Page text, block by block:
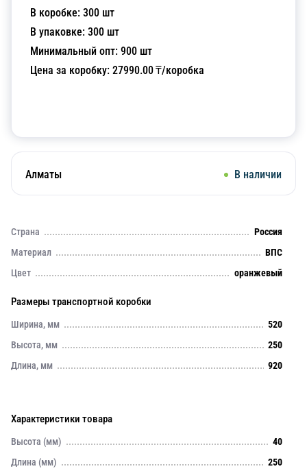
В коробке: 300 шт
В упаковке: 300 шт
Минимальный опт: 900 шт
Цена за коробку: 27990.00₸/коробка
Алматы В наличии
Страна
Россия
Материал
ВПС
Цвет
оранжевый
Размеры транспортной коробки
Ширина, мм
520
Высота, мм
250
Длина, мм
920
Характеристики товара
Высота (мм)
40
Длина (мм)
250